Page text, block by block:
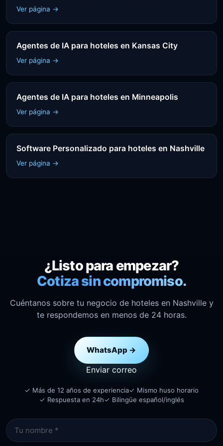
Ver página →
Agentes de IA para hoteles en Kansas City
Ver página →
Agentes de IA para hoteles en Minneapolis
Ver página →
Software Personalizado para hoteles en Nashville
Ver página →
¿Listo para empezar?
Cotiza sin compromiso.
Cuéntanos sobre tu negocio de hoteles en Nashville y
te respondemos en menos de 24 horas.
WhatsApp →
Enviar correo
✓ Más de 12 años de experiencia✓ Mismo huso horario
✓ Respuesta en 24h✓ Bilingüe español/inglés